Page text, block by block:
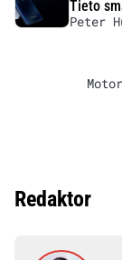
Tieto
Peter
Redaktor